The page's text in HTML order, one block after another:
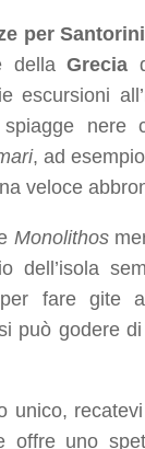
per Santorini
dellaGrecia
escursioni
nere
, ad
veloce
Monolithos
dell’isola
fare gite
può godere
unico,
uno